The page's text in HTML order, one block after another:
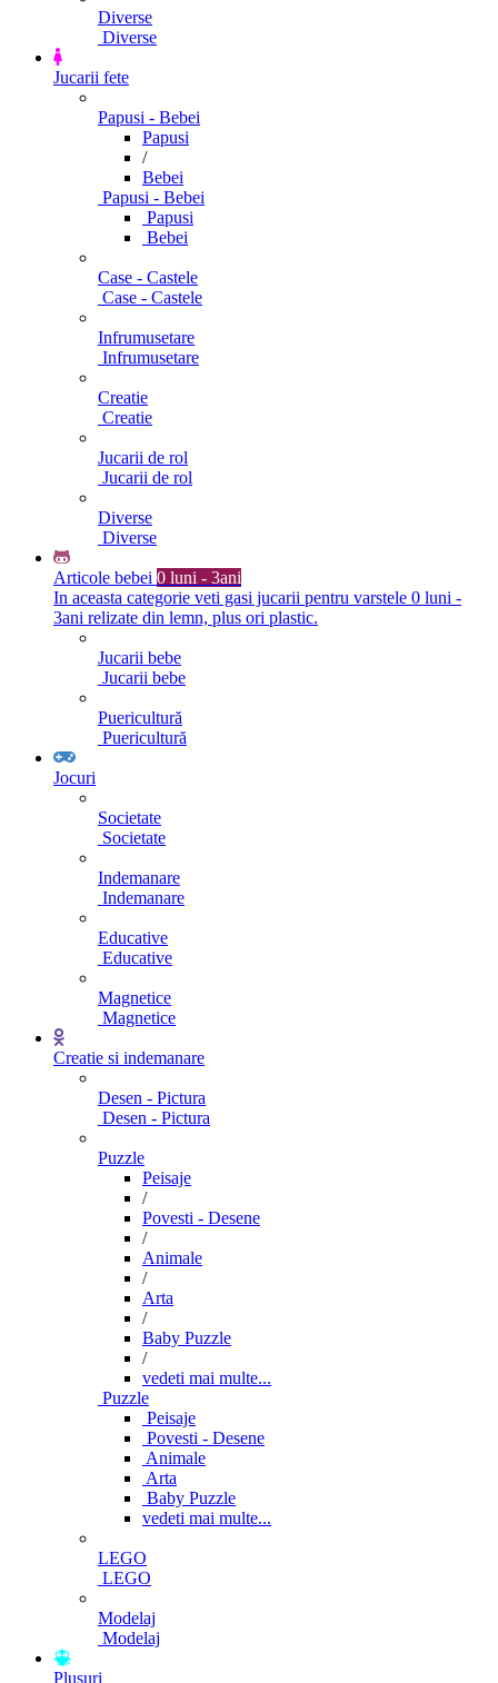
Diverse
Diverse
Jucarii fete
Papusi - Bebei
Papusi
/
Bebei
Papusi - Bebei
Papusi
Bebei
Case - Castele
Case - Castele
Infrumusetare
Infrumusetare
Creatie
Creatie
Jucarii de rol
Jucarii de rol
Diverse
Diverse
Articole bebei 0 luni - 3ani
In aceasta categorie veti gasi jucarii pentru varstele 0 luni -
3ani relizate din lemn, plus ori plastic.
Jucarii bebe
Jucarii bebe
Puericultură
Puericultură
Jocuri
Societate
Societate
Indemanare
Indemanare
Educative
Educative
Magnetice
Magnetice
Creatie si indemanare
Desen - Pictura
Desen - Pictura
Puzzle
Peisaje
/
Povesti - Desene
/
Animale
/
Arta
/
Baby Puzzle
/
vedeti mai multe...
Puzzle
Peisaje
Povesti - Desene
Animale
Arta
Baby Puzzle
vedeti mai multe...
LEGO
LEGO
Modelaj
Modelaj
Plusuri